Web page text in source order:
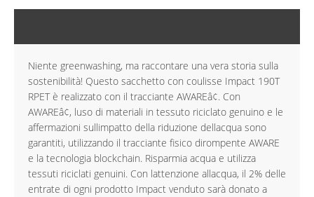
Niente greenwashing, ma raccontare una vera storia sulla
sostenibilità! Questo sacchetto con coulisse Impact 190T
RPET è realizzato con il tracciante AWAREâ¢. Con
AWAREâ¢, luso di materiali in tessuto riciclato genuino e le
affermazioni sullimpatto della riduzione dellacqua sono
garantiti, utilizzando il tracciante fisico dirompente AWARE
e la tecnologia blockchain. Risparmia acqua e utilizza
tessuti riciclati genuini. Con lattenzione allacqua, il 2% delle
entrate di ogni prodotto Impact venduto sarà donato a